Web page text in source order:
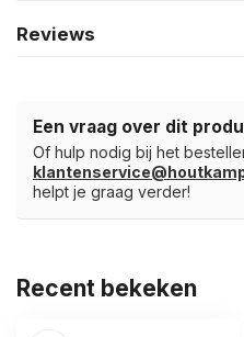
Reviews
Een vraag over dit
Of hulp nodig bij het
helpt je graag verder!
Recent bekeken